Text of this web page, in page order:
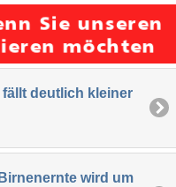
deutlich kleiner
wird um